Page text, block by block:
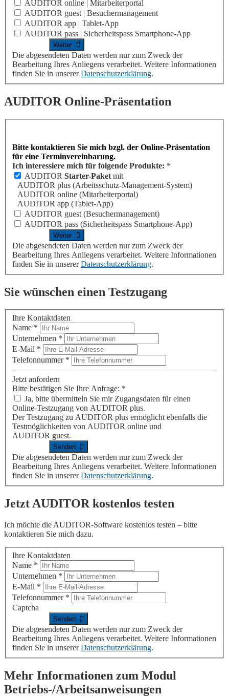
AUDITOR online | Mitarbeiterportal
AUDITOR guest | Besuchermanagement
AUDITOR app | Tablet-App
AUDITOR pass | Sicherheitspass Smartphone-App
Die abgesendeten Daten werden nur zum Zweck der
Bearbeitung Ihres Anliegens verarbeitet. Weitere Informationen
finden Sie in unsererDatenschutzerklärung.
AUDITOR Online-Präsentation
Bitte kontaktieren Sie mich bzgl. der Online-Präsentation
für eine Terminvereinbarung.
Ich interessiere mich für folgende Produkte: *
AUDITOR Starter-Paket mit
AUDITOR plus (Arbeitsschutz-Management-System)
AUDITOR online (Mitarbeiterportal)
AUDITOR app (Tablet-App)
AUDITOR guest (Besuchermanagement)
AUDITOR pass (Sicherheitspass Smartphone-App)
Die abgesendeten Daten werden nur zum Zweck der
Bearbeitung Ihres Anliegens verarbeitet. Weitere Informationen
finden Sie in unsererDatenschutzerklärung.
Sie wünschen einen Testzugang
Ihre Kontaktdaten
Name *
Unternehmen *
E-Mail *
Telefonnummer *
Jetzt anfordern
Bitte bestätigen Sie Ihre Anfrage: *
Ja, bitte übermitteln Sie mir Zugangsdaten für einen
Online-Testzugang von AUDITOR plus.
Der Testzugang zu AUDITOR plus ermöglicht ebenfalls die
Testmöglichkeiten von AUDITOR online und
AUDITOR guest.
Die abgesendeten Daten werden nur zum Zweck der
Bearbeitung Ihres Anliegens verarbeitet. Weitere Informationen
finden Sie in unsererDatenschutzerklärung.
Jetzt AUDITOR kostenlos testen
Ich möchte dieAUDITOR-Software kostenlos testen – bitte
kontaktieren Sie mich dazu.
Ihre Kontaktdaten
Name *
Unternehmen *
E-Mail *
Telefonnummer *
Captcha
Die abgesendeten Daten werden nur zum Zweck der
Bearbeitung Ihres Anliegens verarbeitet. Weitere Informationen
finden Sie in unsererDatenschutzerklärung.
Mehr Informationen zum Modul
Betriebs-/Arbeitsanweisungen